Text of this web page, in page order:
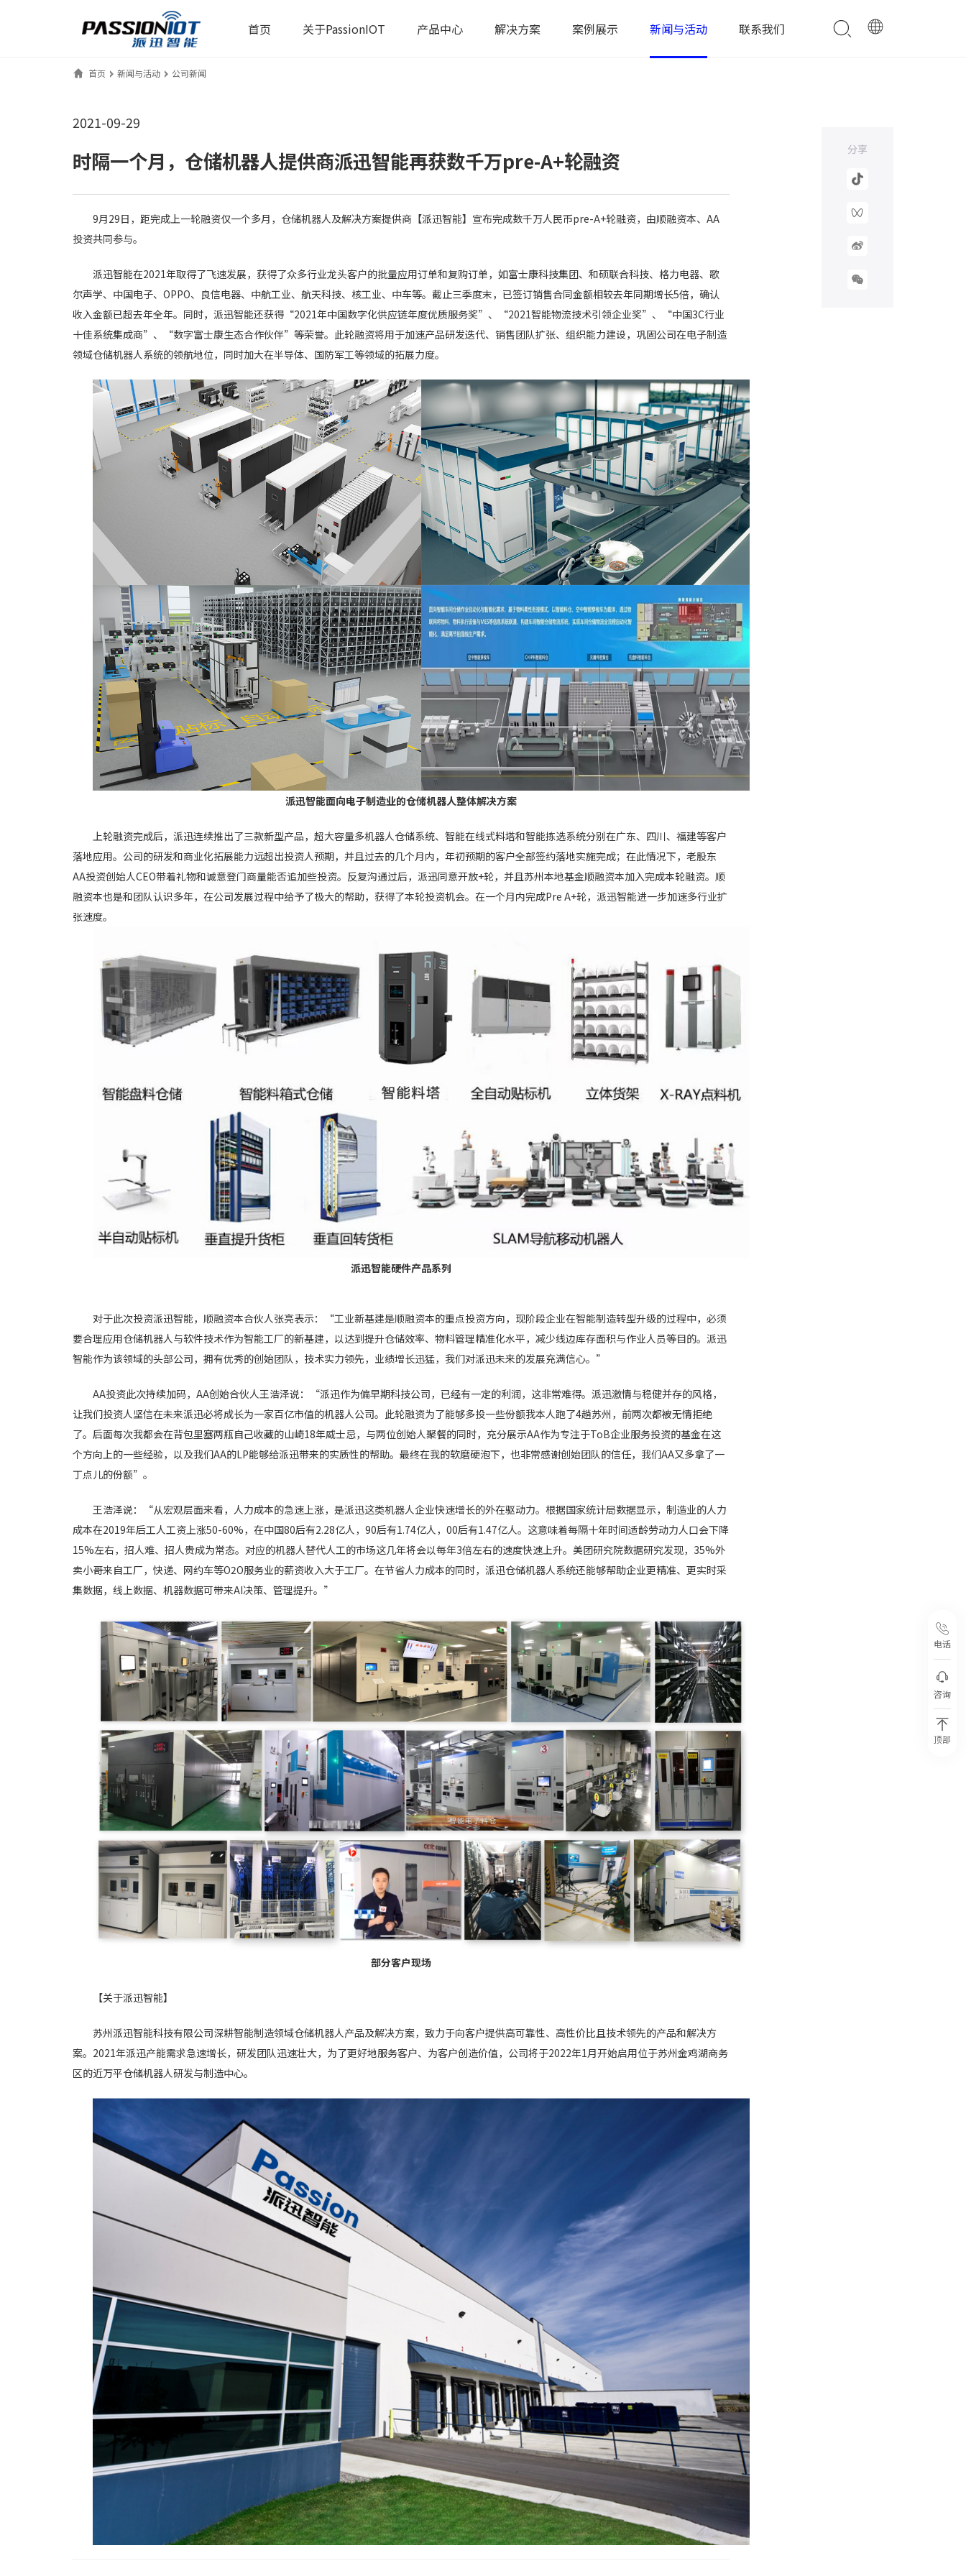
首页 关于PassionIOT 产品中心 解决方案 案例展示 新闻与活动 联系我们
首页 新闻与活动 公司新闻
2021-09-29
时隔一个月，仓储机器人提供商派迅智能再获数千万pre-A+轮融资
9月29日，距完成上一轮融资仅一个多月，仓储机器人及解决方案提供商【派迅智能】宣布完成数千万人民币pre-A+轮融资，由顺融资本、AA
投资共同参与。
派迅智能在2021年取得了飞速发展，获得了众多行业龙头客户的批量应用订单和复购订单，如富士康科技集团、和硕联合科技、格力电器、歌
尔声学、中国电子、OPPO、良信电器、中航工业、航天科技、核工业、中车等。截止三季度末，已签订销售合同金额相较去年同期增长5倍，确认
收入金额已超去年全年。同时，派迅智能还获得“2021年中国数字化供应链年度优质服务奖”、“2021智能物流技术引领企业奖”、“中国3C行业
十佳系统集成商”、“数字富士康生态合作伙伴”等荣誉。此轮融资将用于加速产品研发迭代、销售团队扩张、组织能力建设，巩固公司在电子制造
领域仓储机器人系统的领航地位，同时加大在半导体、国防军工等领域的拓展力度。
派迅智能面向电子制造业的仓储机器人整体解决方案
上轮融资完成后，派迅连续推出了三款新型产品，超大容量多机器人仓储系统、智能在线式料塔和智能拣选系统分别在广东、四川、福建等客户
落地应用。公司的研发和商业化拓展能力远超出投资人预期，并且过去的几个月内，年初预期的客户全部签约落地实施完成；在此情况下，老股东
AA投资创始人CEO带着礼物和诚意登门商量能否追加些投资。反复沟通过后，派迅同意开放+轮，并且苏州本地基金顺融资本加入完成本轮融资。顺
融资本也是和团队认识多年，在公司发展过程中给予了极大的帮助，获得了本轮投资机会。在一个月内完成Pre A+轮，派迅智能进一步加速多行业扩
张速度。
派迅智能硬件产品系列
对于此次投资派迅智能，顺融资本合伙人张亮表示：“工业新基建是顺融资本的重点投资方向，现阶段企业在智能制造转型升级的过程中，必须
要合理应用仓储机器人与软件技术作为智能工厂的新基建，以达到提升仓储效率、物料管理精准化水平，减少线边库存面积与作业人员等目的。派迅
智能作为该领域的头部公司，拥有优秀的创始团队，技术实力领先，业绩增长迅猛，我们对派迅未来的发展充满信心。”
AA投资此次持续加码，AA创始合伙人王浩泽说：“派迅作为偏早期科技公司，已经有一定的利润，这非常难得。派迅激情与稳健并存的风格，
让我们投资人坚信在未来派迅必将成长为一家百亿市值的机器人公司。此轮融资为了能够多投一些份额我本人跑了4趟苏州，前两次都被无情拒绝
了。后面每次我都会在背包里塞两瓶自己收藏的山崎18年威士忌，与两位创始人聚餐的同时，充分展示AA作为专注于ToB企业服务投资的基金在这
个方向上的一些经验，以及我们AA的LP能够给派迅带来的实质性的帮助。最终在我的软磨硬泡下，也非常感谢创始团队的信任，我们AA又多拿了一
丁点儿的份额”。
王浩泽说：“从宏观层面来看，人力成本的急速上涨，是派迅这类机器人企业快速增长的外在驱动力。根据国家统计局数据显示，制造业的人力
成本在2019年后工人工资上涨50-60%，在中国80后有2.28亿人，90后有1.74亿人，00后有1.47亿人。这意味着每隔十年时间适龄劳动力人口会下降
15%左右，招人难、招人贵成为常态。对应的机器人替代人工的市场这几年将会以每年3倍左右的速度快速上升。美团研究院数据研究发现，35%外
卖小哥来自工厂，快递、网约车等O2O服务业的薪资收入大于工厂。在节省人力成本的同时，派迅仓储机器人系统还能够帮助企业更精准、更实时采
集数据，线上数据、机器数据可带来AI决策、管理提升。”
部分客户现场
【关于派迅智能】
苏州派迅智能科技有限公司深耕智能制造领域仓储机器人产品及解决方案，致力于向客户提供高可靠性、高性价比且技术领先的产品和解决方
案。2021年派迅产能需求急速增长，研发团队迅速壮大，为了更好地服务客户、为客户创造价值，公司将于2022年1月开始启用位于苏州金鸡湖商务
区的近万平仓储机器人研发与制造中心。
分享
电话
咨询
顶部